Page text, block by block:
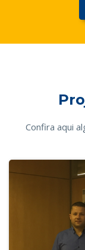
Confira aqui